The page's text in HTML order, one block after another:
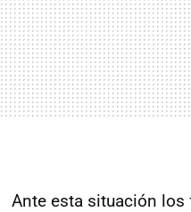
Ante esta situación